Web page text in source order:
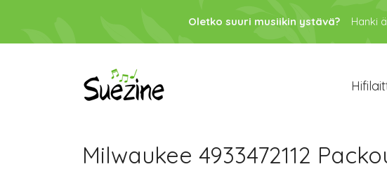
Oletko suuri musiikin ystävä? Hanki
Milwaukee 4933472112